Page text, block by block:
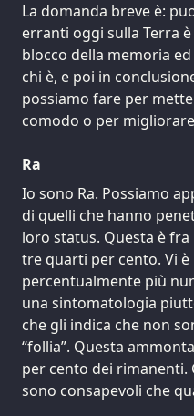
La domanda breve è:
erranti oggi sulla Terra
blocco della memoria
chi è, e poi in
possiamo fare per
comodo o per
Ra
Io sono Ra. Possiamo
di quelli che hanno
loro status. Questa è fra
tre quarti per cento. Vi
percentualmente più
una sintomatologia
che gli indica che non
“follia”. Questa
per cento dei rimanenti.
sono consapevoli che